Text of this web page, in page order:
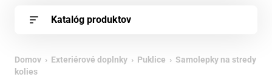
Katalóg produktov
Domov › Exteriérové doplnky › Puklice › Samolepky na stredy
kolies